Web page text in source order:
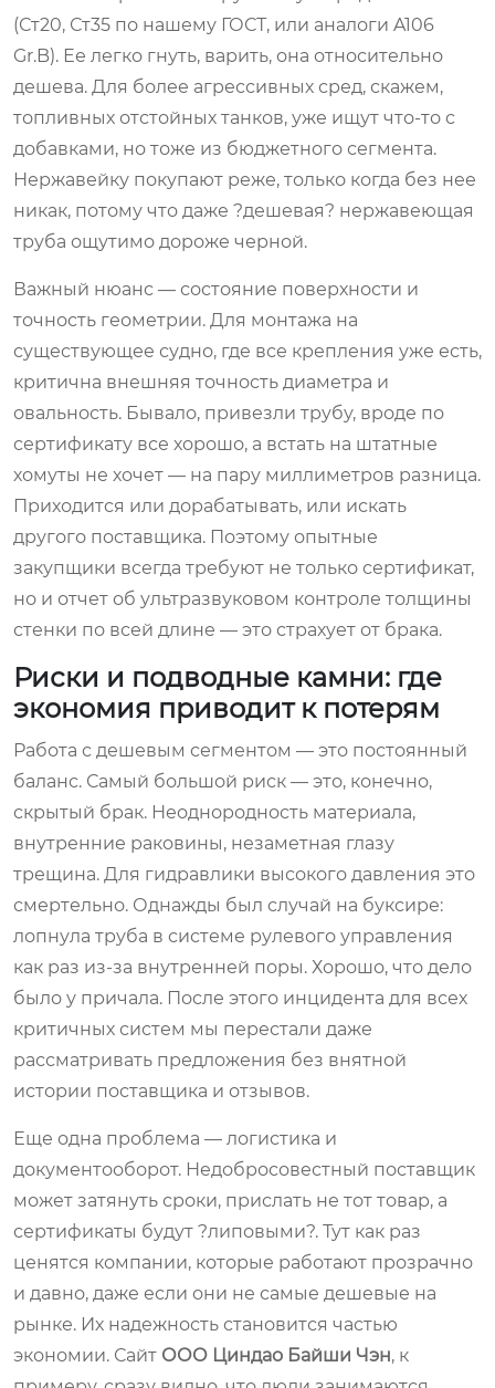
(Ст20, Ст35 по нашему ГОСТ, или аналоги A106
Gr.B). Ее легко гнуть, варить, она относительно
дешева. Для более агрессивных сред, скажем,
топливных отстойных танков, уже ищут что-то с
добавками, но тоже из бюджетного сегмента.
Нержавейку покупают реже, только когда без нее
никак, потому что даже ?дешевая? нержавеющая
труба ощутимо дороже черной.
Важный нюанс — состояние поверхности и
точность геометрии. Для монтажа на
существующее судно, где все крепления уже есть,
критична внешняя точность диаметра и
овальность. Бывало, привезли трубу, вроде по
сертификату все хорошо, а встать на штатные
хомуты не хочет — на пару миллиметров разница.
Приходится или дорабатывать, или искать
другого поставщика. Поэтому опытные
закупщики всегда требуют не только сертификат,
но и отчет об ультразвуковом контроле толщины
стенки по всей длине — это страхует от брака.
Риски и подводные камни: где
экономия приводит к потерям
Работа с дешевым сегментом — это постоянный
баланс. Самый большой риск — это, конечно,
скрытый брак. Неоднородность материала,
внутренние раковины, незаметная глазу
трещина. Для гидравлики высокого давления это
смертельно. Однажды был случай на буксире:
лопнула труба в системе рулевого управления
как раз из-за внутренней поры. Хорошо, что дело
было у причала. После этого инцидента для всех
критичных систем мы перестали даже
рассматривать предложения без внятной
истории поставщика и отзывов.
Еще одна проблема — логистика и
документооборот. Недобросовестный поставщик
может затянуть сроки, прислать не тот товар, а
сертификаты будут ?липовыми?. Тут как раз
ценятся компании, которые работают прозрачно
и давно, даже если они не самые дешевые на
рынке. Их надежность становится частью
экономии. Сайт ООО Циндао Байши Чэн, к